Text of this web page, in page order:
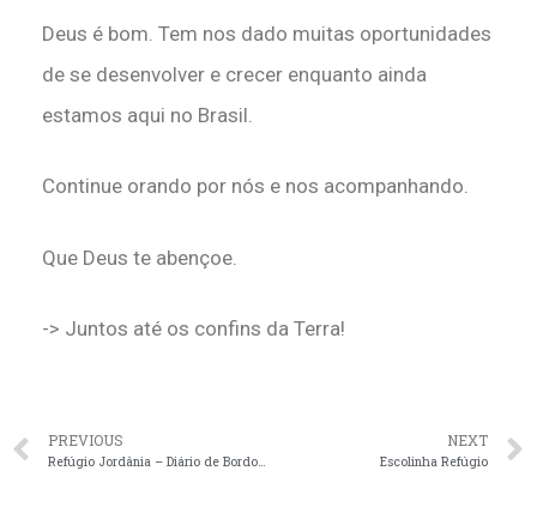
Deus é bom. Tem nos dado muitas oportunidades
de se desenvolver e crecer enquanto ainda
estamos aqui no Brasil.
Continue orando por nós e nos acompanhando.
Que Deus te abençoe.
-> Juntos até os confins da Terra!
PREVIOUS
Refúgio Jordânia – Diário de Bordo dos Preparativos
NEXT
Escolinha Refúgio